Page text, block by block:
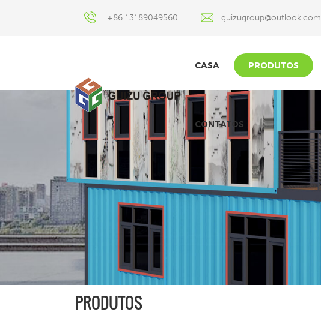
+86 13189049560 guizugroup@outlook.com
CASA PRODUTOS
CONTATOS
PRODUTOS